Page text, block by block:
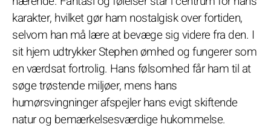
karakter, hvilket gør ham nostalgisk over fortiden,
selvom han må lære at bevæge sig videre fra den. I
sit hjem udtrykker Stephen ømhed og fungerer som
en værdsat fortrolig. Hans følsomhed får ham til at
søge trøstende miljøer, mens hans
humørsvingninger afspejler hans evigt skiftende
natur og bemærkelsesværdige hukommelse.